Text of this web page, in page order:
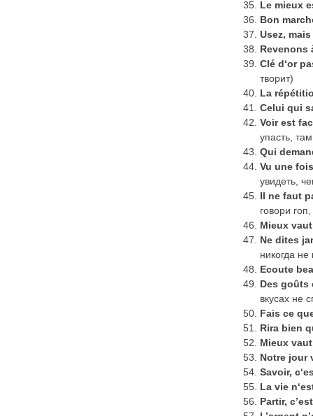
Le mieux
Bon march
Usez, mais
Revenons
Clé d‘or
творит)
La
Celui qui
Voir est
упасть,
Qui
Vu une fois
увидеть,
Il ne faut
говори
Mieux vaut
Ne dites
никогда
Ecoute
Des goûts
вкусах не
Fais ce
Rira bien
Mieux vaut
Notre jour
Savoir, c‘
La vie n‘
Partir,